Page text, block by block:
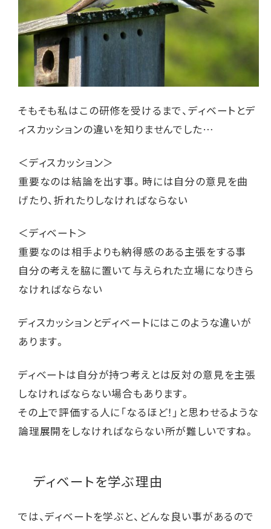
そもそも私はこの研修を受けるまで、ディベートとデ
ィスカッションの違いを知りませんでした…
＜ディスカッション＞
重要なのは結論を出す事。時には自分の意見を曲
げたり、折れたりしなければならない
＜ディベート＞
重要なのは相手よりも納得感のある主張をする事
自分の考えを脇に置いて与えられた立場になりきら
なければならない
ディスカッションとディベートにはこのような違いが
あります。
ディベートは自分が持つ考えとは反対の意見を主張
しなければならない場合もあります。
その上で評価する人に「なるほど！」と思わせるような
論理展開をしなければならない所が難しいですね。
ディベートを学ぶ理由
では、ディベートを学ぶと、どんな良い事があるので